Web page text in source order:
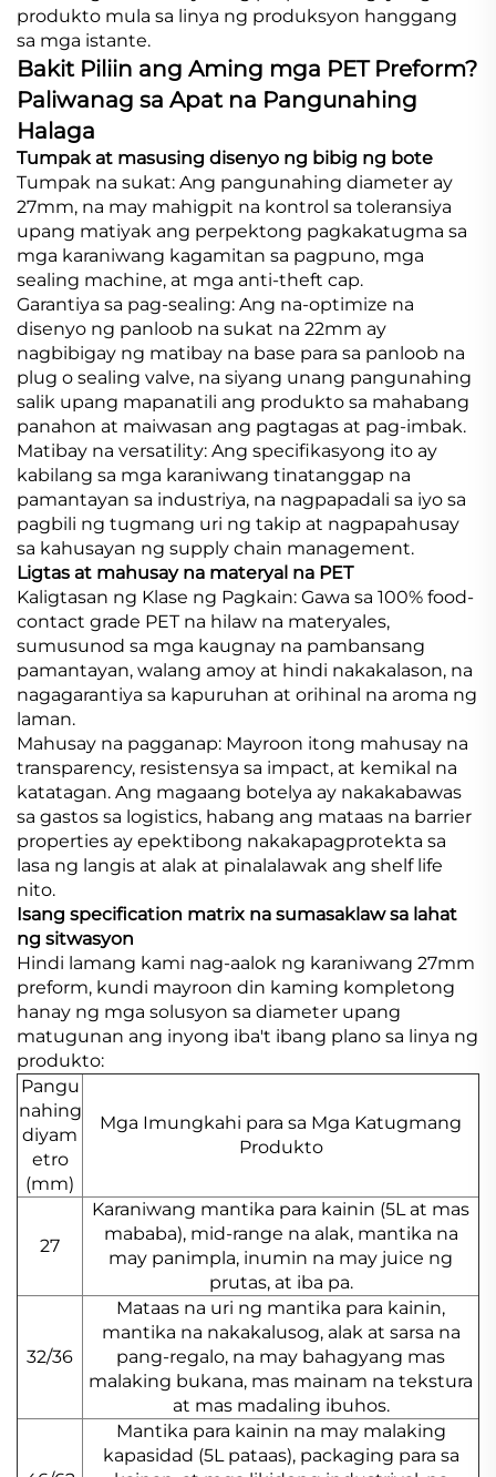
produkto mula sa linya ng produksyon hanggang
sa mga istante.
Bakit Piliin ang Aming mga PET Preform?
Paliwanag sa Apat na Pangunahing
Halaga
Tumpak at masusing disenyo ng bibig ng bote
Tumpak na sukat: Ang pangunahing diameter ay
27mm, na may mahigpit na kontrol sa toleransiya
upang matiyak ang perpektong pagkakatugma sa
mga karaniwang kagamitan sa pagpuno, mga
sealing machine, at mga anti-theft cap.
Garantiya sa pag-sealing: Ang na-optimize na
disenyo ng panloob na sukat na 22mm ay
nagbibigay ng matibay na base para sa panloob na
plug o sealing valve, na siyang unang pangunahing
salik upang mapanatili ang produkto sa mahabang
panahon at maiwasan ang pagtagas at pag-imbak.
Matibay na versatility: Ang specifikasyong ito ay
kabilang sa mga karaniwang tinatanggap na
pamantayan sa industriya, na nagpapadali sa iyo sa
pagbili ng tugmang uri ng takip at nagpapahusay
sa kahusayan ng supply chain management.
Ligtas at mahusay na materyal na PET
Kaligtasan ng Klase ng Pagkain: Gawa sa 100% food-
contact grade PET na hilaw na materyales,
sumusunod sa mga kaugnay na pambansang
pamantayan, walang amoy at hindi nakakalason, na
nagagarantiya sa kapuruhan at orihinal na aroma ng
laman.
Mahusay na pagganap: Mayroon itong mahusay na
transparency, resistensya sa impact, at kemikal na
katatagan. Ang magaang botelya ay nakakabawas
sa gastos sa logistics, habang ang mataas na barrier
properties ay epektibong nakakapagprotekta sa
lasa ng langis at alak at pinalalawak ang shelf life
nito.
Isang specification matrix na sumasaklaw sa lahat
ng sitwasyon
Hindi lamang kami nag-aalok ng karaniwang 27mm
preform, kundi mayroon din kaming kompletong
hanay ng mga solusyon sa diameter upang
matugunan ang inyong iba't ibang plano sa linya ng
produkto:
Pangu
nahing
diyam
etro
(mm)
Mga Imungkahi para sa Mga Katugmang
Produkto
27
Karaniwang mantika para kainin (5L at mas
mababa), mid-range na alak, mantika na
may panimpla, inumin na may juice ng
prutas, at iba pa.
32/36
Mataas na uri ng mantika para kainin,
mantika na nakakalusog, alak at sarsa na
pang-regalo, na may bahagyang mas
malaking bukana, mas mainam na tekstura
at mas madaling ibuhos.
Mantika para kainin na may malaking
kapasidad (5L pataas), packaging para sa